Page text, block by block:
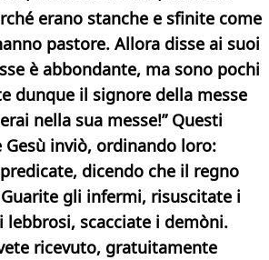
erano stanche e sfinite come
pastore. Allora disse ai suoi
è abbondante, ma sono pochi
dunque il signore della messe
nella sua messe!” Questi
Gesù inviò, ordinando loro:
dicendo che il regno
gli infermi, risuscitate i
scacciate i demòni.
ricevuto, gratuitamente